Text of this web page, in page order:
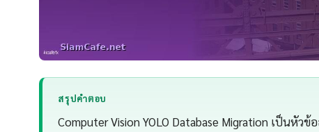
สรุปคำตอบ
Computer Vision YOLO Database Migration เป็นหัว